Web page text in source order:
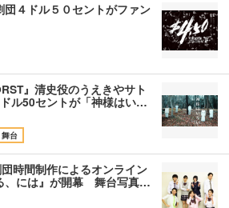
４ドル５０セントがファン
』清史役のうえきやサト
ル50セントが「神様はい…
舞台
時間制作によるオンライン
、には』が開幕 舞台写真…